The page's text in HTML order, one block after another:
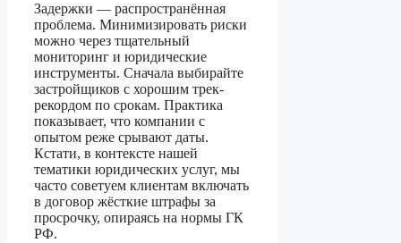
Задержки — распространённая
проблема. Минимизировать риски
можно через тщательный
мониторинг и юридические
инструменты. Сначала выбирайте
застройщиков с хорошим трек-
рекордом по срокам. Практика
показывает, что компании с
опытом реже срывают даты.
Кстати, в контексте нашей
тематики юридических услуг, мы
часто советуем клиентам включать
в договор жёсткие штрафы за
просрочку, опираясь на нормы ГК
РФ.